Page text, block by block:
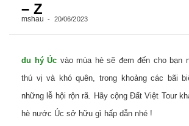
– Z
mshau 20/06/2023
du hý Úc vào mùa hè sẽ đem đến cho bạn
thú vị và khó quên, trong khoảng các bãi
những lễ hội rộn rã. Hãy cộng Đất Việt Tour
hè nước Úc sở hữu gì hấp dẫn nhé !